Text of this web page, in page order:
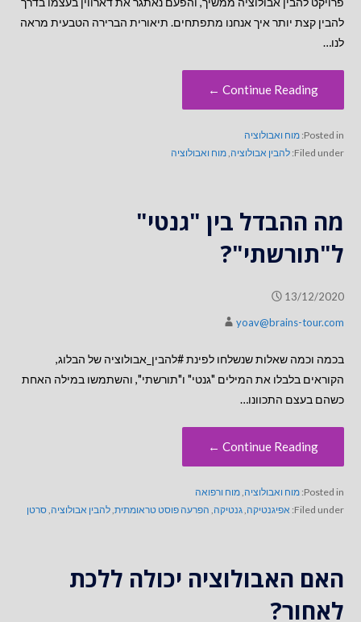
להבין קצת יותר איך אנחנו מתפתחים. תיאורית הברירה הטבעית מראה
לנו…
Continue Reading ←
Posted in: מוח ואבולוציה
Filed under: להבין אבולוציה,מוח ואבולוציה
מה ההבדל בין "גנטי"
ל"תורשתי"?
13/12/2020
yoav@brains-tour.com
בכמה וכמה שאלות שנשלחו לפינת #להבין_אבולוציה של הבלוג,
הקוראים בלבלו את המילים "גנטי" ו"תורשתי", והשתמשו במילה האחת
כשהם בעצם התכוונו…
Continue Reading ←
Posted in: מוח ואבולוציה,מוח ורפואה
Filed under: אפיגנטיקה,גנטיקה, הפרעה פוסט טראומתית,להבין אבולוציה,סרטן
האם האבולוציה יכולה ללכת
לאחור?